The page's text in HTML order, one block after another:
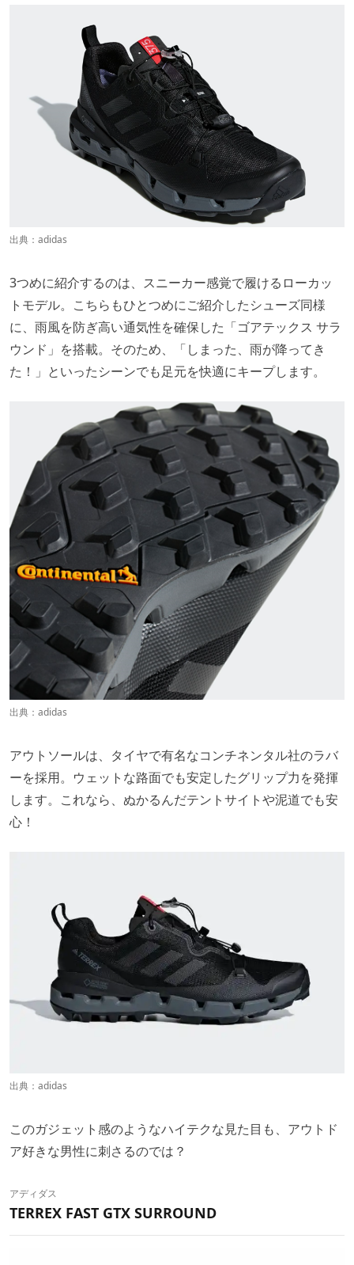
出典： adidas
3つめに紹介するのは、スニーカー感覚で履けるローカッ
トモデル。こちらもひとつめにご紹介したシューズ同様
に、雨風を防ぎ高い通気性を確保した「ゴアテックス サラ
ウンド」を搭載。そのため、「しまった、雨が降ってき
た！」といったシーンでも足元を快適にキープします。
出典： adidas
アウトソールは、タイヤで有名なコンチネンタル社のラバ
ーを採用。ウェットな路面でも安定したグリップ力を発揮
します。これなら、ぬかるんだテントサイトや泥道でも安
心！
出典： adidas
このガジェット感のようなハイテクな見た目も、アウトド
ア好きな男性に刺さるのでは？
アディダス
TERREX FAST GTX SURROUND